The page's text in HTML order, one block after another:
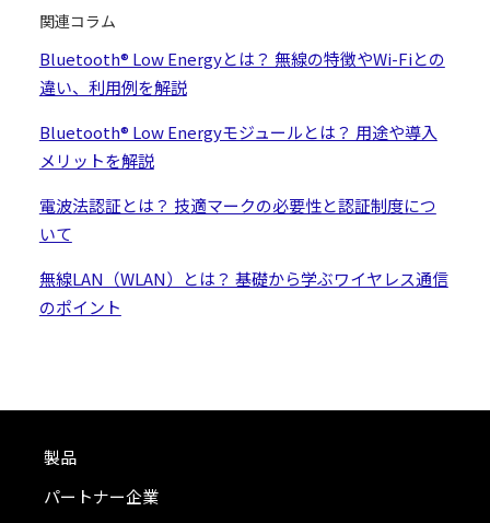
関連コラム
Bluetooth® Low Energyとは？ 無線の特徴やWi-Fiとの
違い、利用例を解説
Bluetooth® Low Energyモジュールとは？ 用途や導入
メリットを解説
電波法認証とは？ 技適マークの必要性と認証制度につ
いて
無線LAN（WLAN）とは？ 基礎から学ぶワイヤレス通信
のポイント
製品
パートナー企業